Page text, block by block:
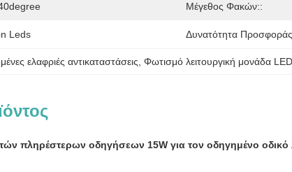
Μέγεθος Φακών::
Leds Δυνατότητα
ελαφριές αντικαταστάσεις Φωτισμό λειτουργική μονάδα LED
πληρέστερων οδηγήσεων 15W για τον οδηγημένο